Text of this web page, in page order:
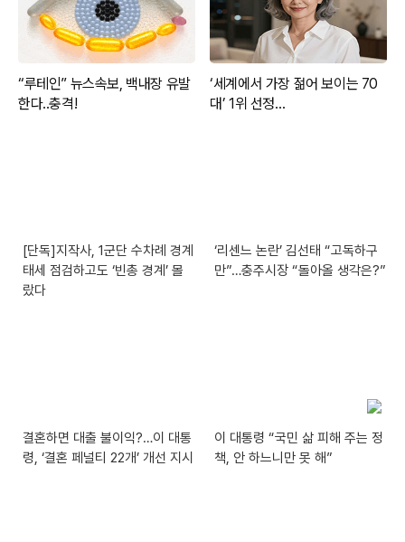
[단독]지작사, 1군단 수차례 경계
태세 점검하고도 ‘빈총 경계’ 몰
랐다
‘리센느 논란’ 김선태 “고독하구
만”…충주시장 “돌아올 생각은?”
결혼하면 대출 불이익?…이 대통
령, ‘결혼 페널티 22개’ 개선 지시
이 대통령 “국민 삶 피해 주는 정
책, 안 하느니만 못 해”